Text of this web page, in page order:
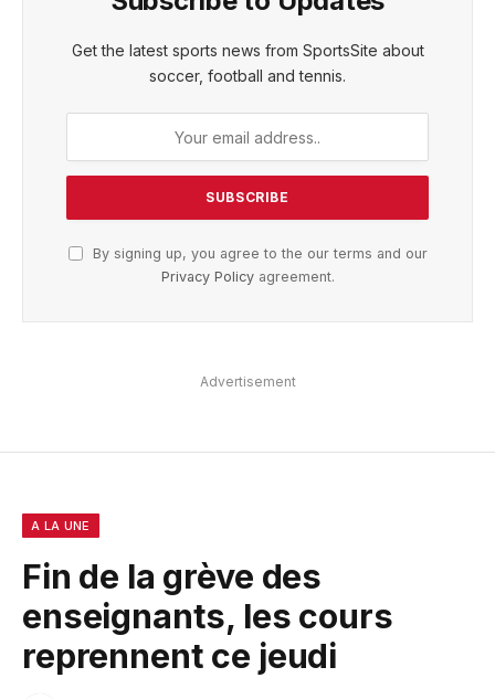
Get the latest sports news from SportsSite about
soccer, football and tennis.
By signing up, you agree to the our terms and our
Privacy Policyagreement.
Advertisement
A LA UNE
Fin de la grève des
enseignants, les cours
reprennent ce jeudi